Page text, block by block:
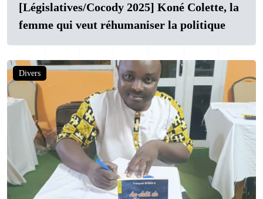
[Législatives/Cocody 2025] Koné Colette, la
femme qui veut réhumaniser la politique
Divers